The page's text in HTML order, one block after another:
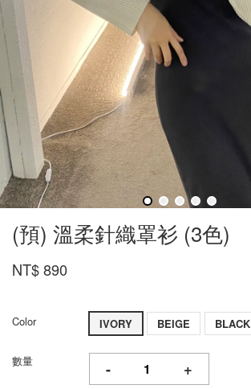
(預) 溫柔針織罩衫 (3色)
NT$ 890
Color IVORY BEIGE BLACK
數量 - +